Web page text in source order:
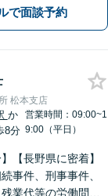
問い合わせくださ
で面談予約
松本支店
か
8分
営業時間：09:00~1
9:00（平日）
【長野県に密着】
事件、刑事事件、
業代等の労働問題